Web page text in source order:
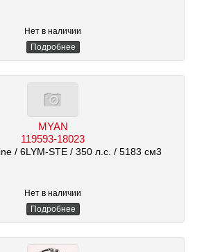
Нет в наличии
Подробнее
MYAN
119593-18023
/ 6LYM-STE / 350 л.с. / 5183 см3
Нет в наличии
Подробнее